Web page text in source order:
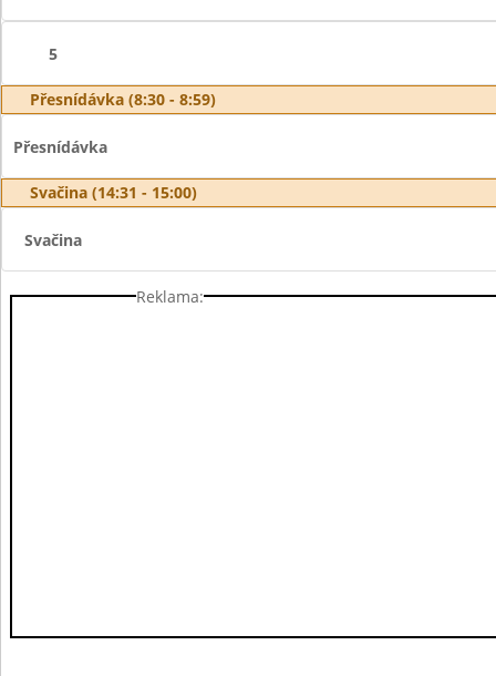
5
Přesnídávka (8:30 - 8:59)
Přesnídávka
Svačina (14:31 - 15:00)
Svačina
Reklama: